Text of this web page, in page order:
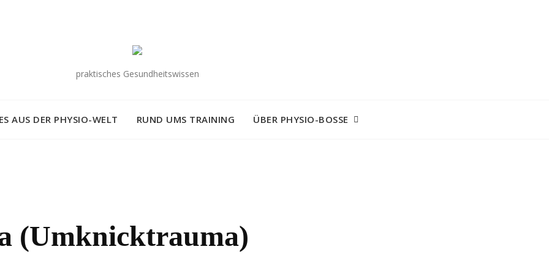
praktisches Gesundheitswissen
AUS DER PHYSIO-WELT RUND UMS TRAINING ÜBER PHYSIO-BOSSE
(Umknicktrauma)